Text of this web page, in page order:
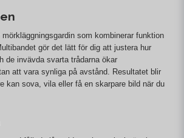
som kombinerar funktion
gör det lätt för dig att justera hur
de invävda svarta trådarna ökar
att vara synliga på avstånd. Resultatet blir
kan sova, vila eller få en skarpare bild när du